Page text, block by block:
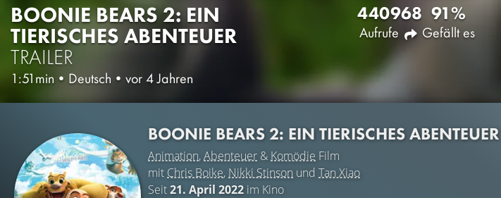
BOONIE BEARS 2: EIN
TIERISCHES ABENTEUER
TRAILER
1:51min • Deutsch • vor 4 Jahren
4409
Aufrufe
68 91%
Gefällt es
BOONIE BEARS 2: EIN TIERISCHES ABENTEUER
Animation,Abenteuer & Komödie Film
mit Chris Boike, Nikki Stinson und Tan Xiao
Seit21. April 2022 im Kino